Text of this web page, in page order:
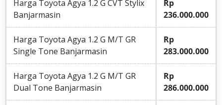
Harga Toyota Agya 1.2 G CVT Stylix
Banjarmasin
Rp
236.000.000
Harga Toyota Agya 1.2 G M/T GR
Single Tone Banjarmasin
Rp
283.000.000
Harga Toyota Agya 1.2 G M/T GR
Dual Tone Banjarmasin
Rp
286.000.000